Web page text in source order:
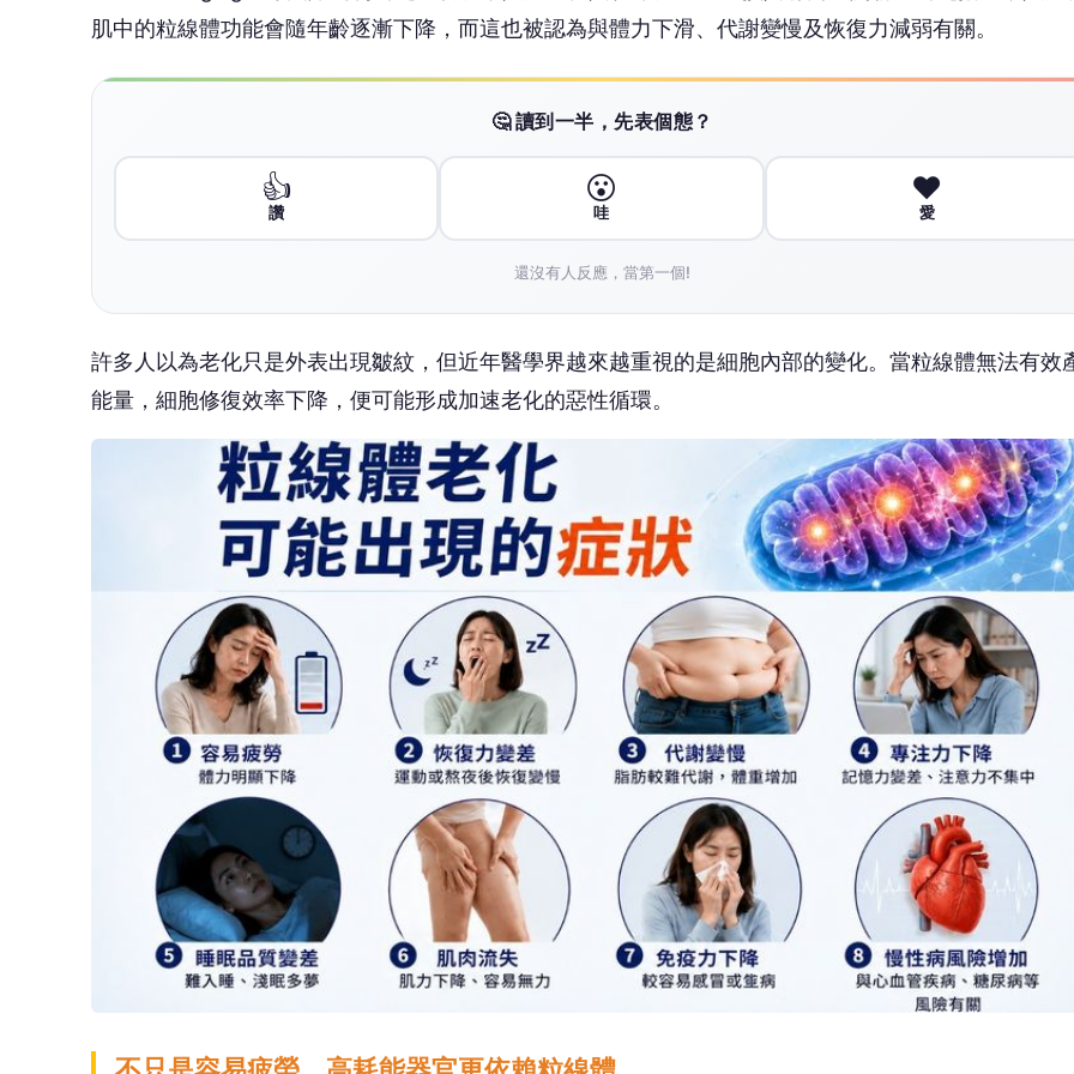
許多人以為老化只是外表出現皺紋，但近年醫學界越來越重視的是細胞內部的變化。當粒線體無法有效
不只是容易疲勞 高耗能器官更依賴粒線體
包括大腦、心臟、肌肉及眼睛等器官，都需要大量ATP維持正常運作。因此當粒線體功能下降時，影響
能不只是體力。當粒線體效率下降時，許多人可能開始感受到精神不濟、體能下降、恢復變慢等狀況。
是為什麼40歲後，身體狀態的變化往往特別明顯，除了運動、睡眠及營養補充外，近年也有越來越多研
入能量代謝相關成分，以及恢復科技、機能性穿戴產品等領域，希望探索其在健康促進領域的潛在應用
望透過日常生活中的輔助方式，幫助身體維持良好的能量循環與恢復效率。